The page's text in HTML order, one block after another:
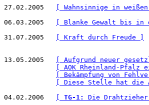
27.02.2005
[ Wahnsinnige in
06.03.2005
[ Blanke Gewalt bis in
31.07.2005
[ Kraft durch Freude ]
13.05.2005
[ Aufgrund neuer
[ AOK Rheinland-
[ Bekämpfung von
[ Diese Stelle hat die
04.02.2006
TG-1: Die Drahtzieher